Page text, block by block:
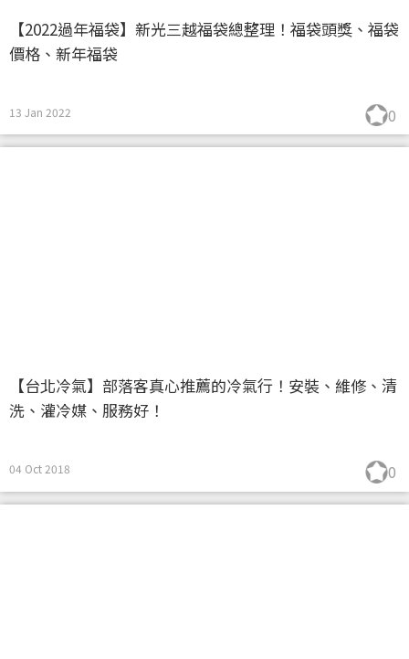
【2022過年福袋】新光三越福袋總整理！福袋頭獎、福袋
價格、新年福袋
13 Jan 2022 0
【台北冷氣】部落客真心推薦的冷氣行！安裝、維修、清
洗、灌冷媒、服務好！
04 Oct 2018 0